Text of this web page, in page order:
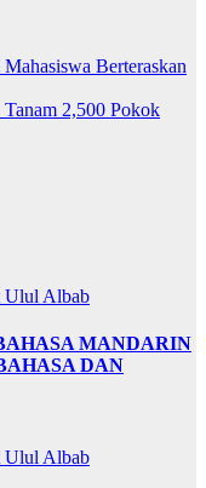
Berteraskan
2,500 Pokok
Ulul Albab
MANDARIN
DAN
Ulul Albab